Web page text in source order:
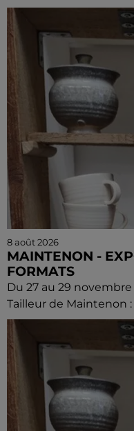
8 août 2026
MAINTENON -
FORMATS
Du 27 au 29
Tailleur de Maintenon